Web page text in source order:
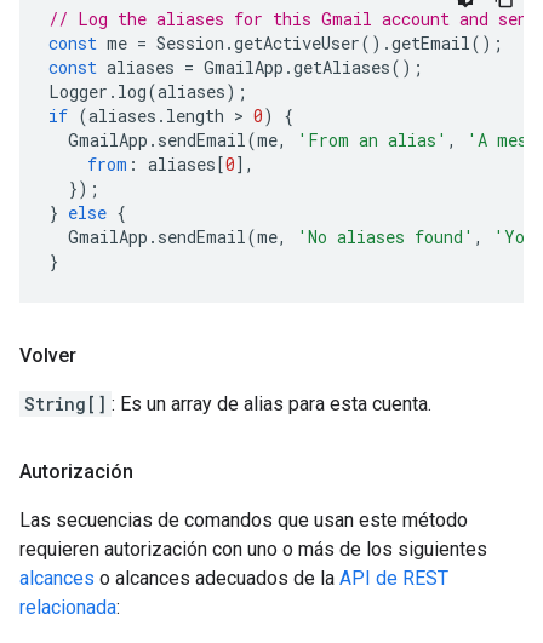
// Log the aliases for this Gmail account and
const me = Session .getActiveUser().getEmail();
const aliases = GmailApp .getAliases();
Logger . log(aliases);
if (aliases . length > 0)
{
GmailApp . sendEmail(me, 'From an alias' ,
'A
from : aliases[0],
});
} else {
GmailApp . sendEmail(me, 'No aliases found' ,
}
Volver
String[] : Es un array de alias para esta cuenta.
Autorización
Las secuencias de comandos que usan este método
requieren autorización con uno o más de los siguientes
alcances o alcances adecuados de la API de REST
relacionada: